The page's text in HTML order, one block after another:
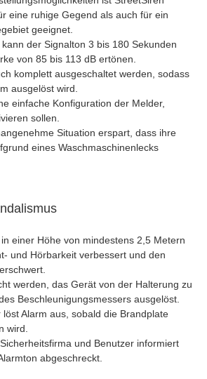
eine ruhige Gegend als auch für ein
geeignet.
der Signalton 3 bis 180 Sekunden
von 85 bis 113 dB ertönen.
komplett ausgeschaltet werden, sodass
ausgelöst wird.
einfache Konfiguration der Melder,
sollen.
Situation erspart, dass ihre
eines Waschmaschinenlecks
einer Höhe von mindestens 2,5 Metern
und Hörbarkeit verbessert und den
werden, das Gerät von der Halterung zu
Beschleunigungsmessers ausgelöst.
Alarm aus, sobald die Brandplate
wird.
und Benutzer informiert
abgeschreckt.